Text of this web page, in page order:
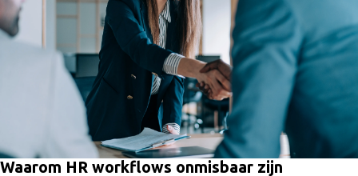
Waarom HR workflows onmisbaar zijn